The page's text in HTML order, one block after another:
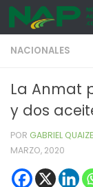
Skip to
NACIONALES
La Anmat
y dos
POR GABRIEL
MARZO, 2020